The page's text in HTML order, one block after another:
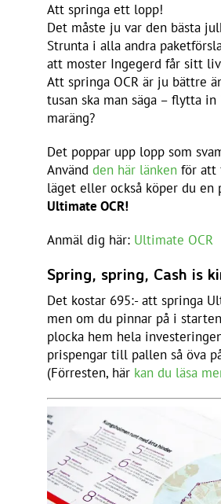
Att springa ett lopp!
Det måste ju var den bästa
Strunta i alla andra
att moster Ingegerd får sitt
Att springa OCR är ju bättre
tusan ska man säga – flytta
maräng?
Det poppar upp lopp som
Använd den här länken för att
läget eller också köper du en
Ultimate OCR!
Anmäl dig här: Ultimate OCR
Spring, spring, Cash is
Det kostar 695:- att springa
men om du pinnar på i
plocka hem hela
prispengar till pallen så öva
(Förresten, här kan du läsa